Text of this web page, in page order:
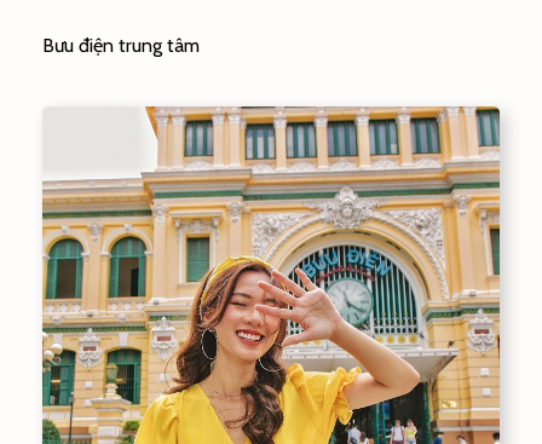
Bưu điện trung tâm